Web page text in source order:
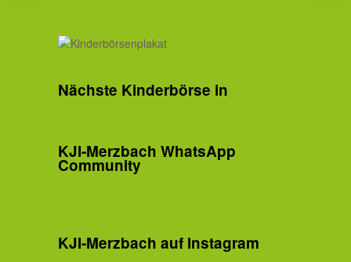
Nächste Kinderbörse in
KJI-Merzbach WhatsApp
Community
KJI-Merzbach auf Instagram